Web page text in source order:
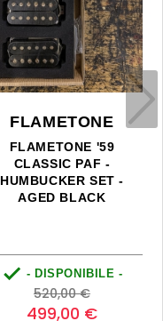
FLAMETONE
FLAMETONE '59
CLASSIC PAF -
HUMBUCKER SET -
AGED BLACK
 - DISPONIBILE -
Prezzo
base
520,00 €Prezzo
499,00 €